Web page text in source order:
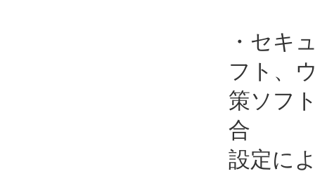
・セキ
フト、
策ソフ
合
設定に